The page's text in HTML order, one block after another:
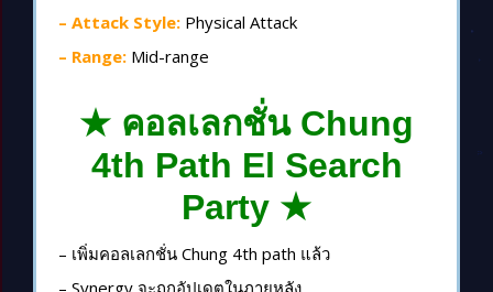
– Attack Style: Physical Attack
– Range: Mid-range
★ คอลเลกชั่น Chung
4th Path El Search
Party ★
– เพิ่มคอลเลกชั่น Chung 4th path แล้ว
– Synergy จะถูกอัปเดตในภายหลัง